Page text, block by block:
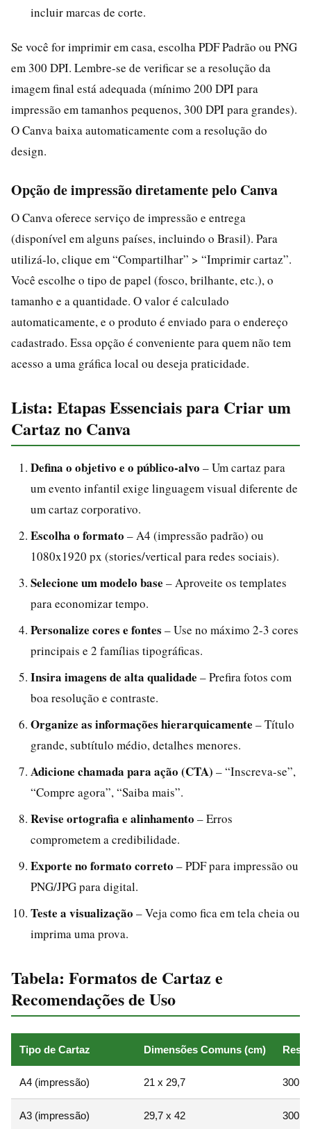
incluir marcas de corte.
Se você for imprimir em casa, escolha PDF Padrão ou PNG
em 300 DPI. Lembre-se de verificar se a resolução da
imagem final está adequada (mínimo 200 DPI para
impressão em tamanhos pequenos, 300 DPI para grandes).
O Canva baixa automaticamente com a resolução do
design.
Opção de impressão diretamente pelo Canva
O Canva oferece serviço de impressão e entrega
(disponível em alguns países, incluindo o Brasil). Para
utilizá-lo, clique em “Compartilhar” > “Imprimir cartaz”.
Você escolhe o tipo de papel (fosco, brilhante, etc.), o
tamanho e a quantidade. O valor é calculado
automaticamente, e o produto é enviado para o endereço
cadastrado. Essa opção é conveniente para quem não tem
acesso a uma gráfica local ou deseja praticidade.
Lista: Etapas Essenciais para Criar um
Cartaz no Canva
Defina o objetivo e o público-alvo – Um cartaz para
um evento infantil exige linguagem visual diferente de
um cartaz corporativo.
Escolha o formato – A4 (impressão padrão) ou
1080x1920 px (stories/vertical para redes sociais).
Selecione um modelo base – Aproveite os templates
para economizar tempo.
Personalize cores e fontes – Use no máximo 2-3 cores
principais e 2 famílias tipográficas.
Insira imagens de alta qualidade – Prefira fotos com
boa resolução e contraste.
Organize as informações hierarquicamente – Título
grande, subtítulo médio, detalhes menores.
Adicione chamada para ação (CTA) – “Inscreva-se”,
“Compre agora”, “Saiba mais”.
Revise ortografia e alinhamento – Erros
comprometem a credibilidade.
Exporte no formato correto – PDF para impressão ou
PNG/JPG para digital.
Teste a visualização – Veja como fica em tela cheia ou
imprima uma prova.
Tabela: Formatos de Cartaz e
Recomendações de Uso
Tipo de Cartaz Dimensões Comuns (cm)
A4 (impressão) 21 x 29,7 300
A3 (impressão) 29,7 x 42 300